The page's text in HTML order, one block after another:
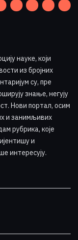
науке, који
из бројних
су, пре
знање, негују
Нови портал, осим
и занимљивих
рубрика, које
и
интересују.